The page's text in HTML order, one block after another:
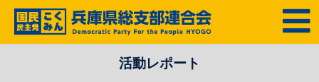
テ
MENU
活動レポート